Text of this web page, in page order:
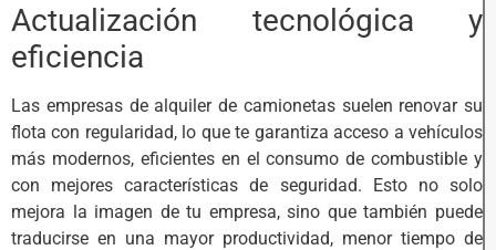
Actualización tecnológica y
eficiencia
Las empresas de alquiler de camionetas suelen renovar su
flota con regularidad, lo que te garantiza acceso a vehículos
más modernos, eficientes en el consumo de combustible y
con mejores características de seguridad. Esto no solo
mejora la imagen de tu empresa, sino que también puede
traducirse en una mayor productividad, menor tiempo de